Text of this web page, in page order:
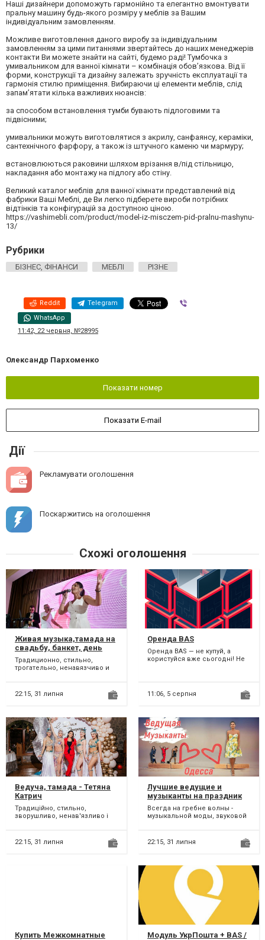
Наші дизайнери допоможуть гармонійно та елегантно вмонтувати
пральну машину будь-якого розміру у меблів за Вашим
індивідуальним замовленням.
Можливе виготовлення даного виробу за індивідуальним
замовленням за цими питаннями звертайтесь до наших менеджерів
контакти Ви можете знайти на сайті, будемо раді! Тумбочка з
умивальником для ванної кімнати – комбінація обов’язкова. Від її
форми, конструкції та дизайну залежать зручність експлуатації та
гармонія стилю приміщення. Вибираючи ці елементи меблів, слід
запам’ятати кілька важливих нюансів:
за способом встановлення тумби бувають підлоговими та
підвісними;
умивальники можуть виготовлятися з акрилу, санфаянсу, кераміки,
сантехнічного фарфору, а також із штучного каменю чи мармуру;
встановлюються раковини шляхом врізання в/під стільницю,
накладання або монтажу на підлогу або стіну.
Великий каталог меблів для ванної кімнати представлений від
фабрики Ваші Меблі, де Ви легко підберете вироби потрібних
відтінків та конфігурацій за доступною ціною.
https://vashimebli.com/product/model-iz-misczem-pid-pralnu-mashynu-
13/
Рубрики
БІЗНЕС, ФІНАНСИ МЕБЛІ РІЗНЕ
Reddit Telegram
WhatsApp
11:42, 22 червня, №28995
Олександр Пархоменко
Показати номер
Показати E-mail
Дії
Рекламувати оголошення
Поскаржитись на оголошення
Схожі оголошення
Живая музыка,тамада на
свадьбу, банкет, день
рождения, годик
Традиционно, стильно,
трогательно, ненавязчиво и
пройдет Ваше торжество. Пр...
22:15, 31 липня
Оренда BAS
Оренда BAS — не купуй, а
користуйся вже сьогодні! Не
11:06, 5 серпня
Ведуча, тамада - Тетяна
Катрич
Традиційно, стильно,
зворушливо, ненав'язливо і
пройде Ваше свято. Свята, я...
22:15, 31 липня
Лучшие ведущие и
музыканты на праздник
Всегда на гребне волны -
музыкальной моды, звуковой
зажигательных эмоций,
музыка...
22:15, 31 липня
Купить Межкомнатные
Модуль УкрПошта + BAS /